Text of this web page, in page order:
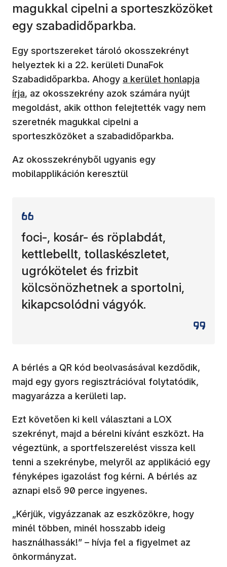
magukkal cipelni a sporteszközöket
egy szabadidőparkba.
Egy sportszereket tároló okosszekrényt
helyeztek ki a 22. kerületi DunaFok
Szabadidőparkba. Ahogy (új ablakban nyílik meg)
a kerület honlapja
írja, az okosszekrény azok számára nyújt
megoldást, akik otthon felejtették vagy nem
szeretnék magukkal cipelni a
sporteszközöket a szabadidőparkba.
Az okosszekrényből ugyanis egy
mobilapplikáción keresztül
foci-, kosár- és röplabdát,
kettlebellt, tollaskészletet,
ugrókötelet és frizbit
kölcsönözhetnek a sportolni,
kikapcsolódni vágyók.
A bérlés a QR kód beolvasásával kezdődik,
majd egy gyors regisztrációval folytatódik,
magyarázza a kerületi lap.
Ezt követően ki kell választani a LOX
szekrényt, majd a bérelni kívánt eszközt. Ha
végeztünk, a sportfelszerelést vissza kell
tenni a szekrénybe, melyről az applikáció egy
fényképes igazolást fog kérni. A bérlés az
aznapi első 90 perce ingyenes.
„Kérjük, vigyázzanak az eszközökre, hogy
minél többen, minél hosszabb ideig
használhassák!” – hívja fel a figyelmet az
önkormányzat.